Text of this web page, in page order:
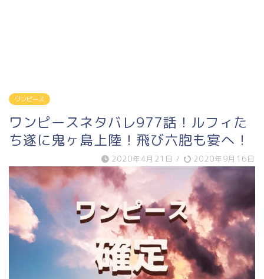
ワンピース
ワンピースネタバレ977話！ルフィた
ち遂に鬼ヶ島上陸！飛び六胞も宴へ！
2020年4月21日 / 2020年9月16日